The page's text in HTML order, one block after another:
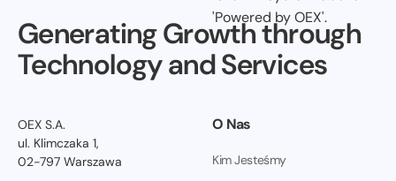
Generating Growth through
Technology and Services
OEX S.A.
ul. Klimczaka 1,
02-797 Warszawa
O Nas
Kim Jesteśmy